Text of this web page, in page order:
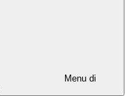
Menu di